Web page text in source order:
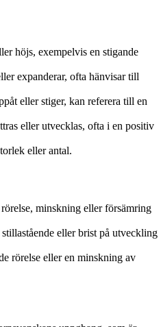
höjs, exempelvis en stigande
expanderar, ofta hänvisar till
eller stiger, kan referera till en
eller utvecklas, ofta i en positiv
eller antal.
minskning eller försämring
eller brist på utveckling
rörelse eller en minskning av